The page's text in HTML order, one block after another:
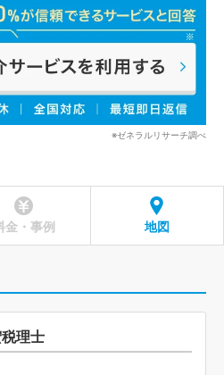
※ゼネラルリサーチ調べ
金・事例 地図
理士